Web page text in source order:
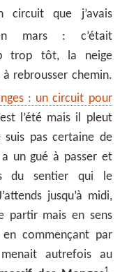
circuit que j’avais
mars : c’était
trop tôt, la neige
rebrousser chemin.
: un circuit pour
l’été mais il pleut
pas certaine de
un gué à passer et
du sentier qui le
jusqu’à midi,
partir mais en sens
commençant par
autrefois au